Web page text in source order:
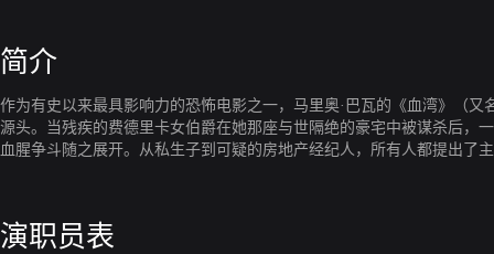
简介
作为有史以来最具影响力的恐怖电影之一，马里奥·巴瓦的《血湾》（又
源头。当残疾的费德里卡女伯爵在她那座与世隔绝的豪宅中被谋杀后，
血腥争斗随之展开。从私生子到可疑的房地产经纪人，所有人都提出了
路？
演职员表